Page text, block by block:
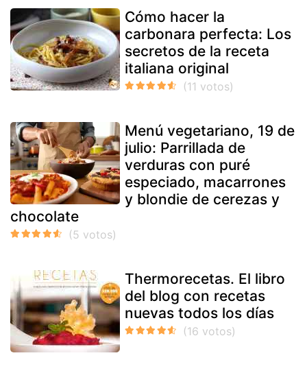
Cómo hacer la
carbonara perfecta: Los
secretos de la receta
italiana original
Menú vegetariano, 19 de
julio: Parrillada de
verduras con puré
especiado, macarrones
y blondie de cerezas y
chocolate
Thermorecetas. El libro
del blog con recetas
nuevas todos los días